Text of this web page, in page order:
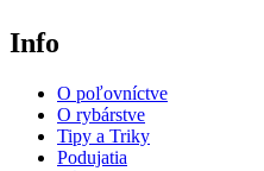
Info
O poľovníctve
O rybárstve
Tipy a Triky
Podujatia